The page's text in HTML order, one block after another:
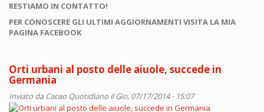
RESTIAMO IN CONTATTO!
PER CONOSCERE GLI ULTIMI AGGIORNAMENTI VISITA LA MIA
PAGINA FACEBOOK
Orti urbani al posto delle aiuole, succede in
Germania
Inviato daCacao Quotidiano il Gio, 07/17/2014 - 15:07